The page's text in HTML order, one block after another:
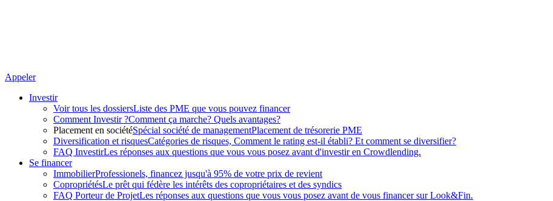
Appeler
Investir
Voir tous les dossiersListe des PME que vous pouvez financer
Comment Investir ?Comment ça marche? Quels avantages?
Placement en sociétéSpécial société de managementPlacement de trésorerie PME
Diversification et risquesCatégories de risques, Comment le rating est-il établi? Et comment se diversifier?
FAQ InvestirLes réponses aux questions que vous vous posez avant d'investir en Crowdlending.
Se financer
ImmobilierProfessionels, financez jusqu'à 95% de votre prix de revient
CopropriétésLe prêt qui fédère les intérêts des copropriétaires et des syndics
FAQ Porteur de ProjetLes réponses aux questions que vous vous posez avant de vous financer sur Look&Fin.